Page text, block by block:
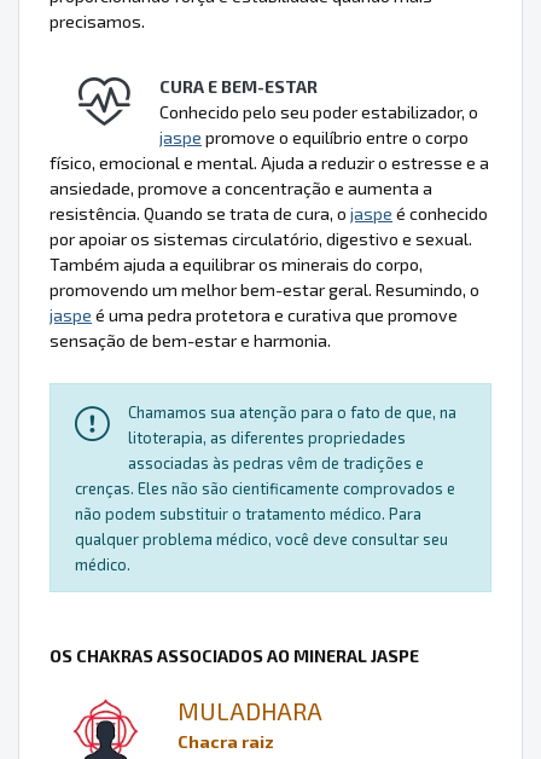
precisamos.
CURA E BEM-ESTAR
Conhecido pelo seu poder estabilizador, o
jaspe promove o equilíbrio entre o corpo
físico, emocional e mental. Ajuda a reduzir o estresse e a
ansiedade, promove a concentração e aumenta a
resistência. Quando se trata de cura, o jaspe é conhecido
por apoiar os sistemas circulatório, digestivo e sexual.
Também ajuda a equilibrar os minerais do corpo,
promovendo um melhor bem-estar geral. Resumindo, o
jaspe é uma pedra protetora e curativa que promove
sensação de bem-estar e harmonia.
Chamamos sua atenção para o fato de que, na
litoterapia, as diferentes propriedades
associadas às pedras vêm de tradições e
crenças. Eles não são cientificamente comprovados e
não podem substituir o tratamento médico. Para
qualquer problema médico, você deve consultar seu
médico.
OS CHAKRAS ASSOCIADOS AO MINERAL JASPE
MULADHARA
Chacra raiz